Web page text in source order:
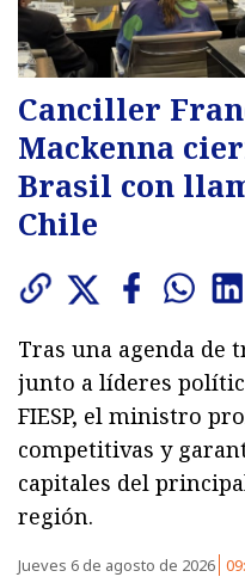
Canciller
Mackenna
Brasil con
Chile
Tras una agenda de
junto a líderes
FIESP, el ministro
competitivas y
capitales del
región.
Jueves 6 de agosto de 2026